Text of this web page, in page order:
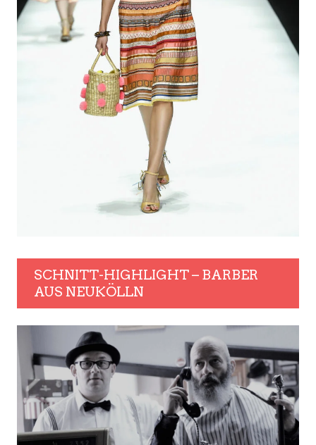
SCHNITT-HIGHLIGHT – BARBER
AUS NEUKÖLLN